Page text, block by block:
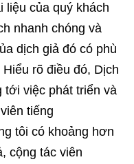
liệu của quý khách
nhanh chóng và
dịch giả đó có phù
rõ điều đó, Dịch
tới việc phát triển và
tiếng
tôi có khoảng hơn
cộng tác viên